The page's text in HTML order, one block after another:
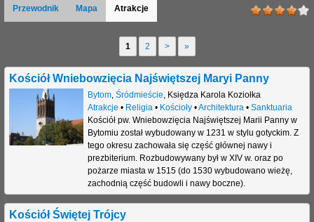
s
ś
j
Przewodnik Mapa Atrakcje
t
n
1 2 > »
Kościół Wniebowzięcia Najświętszej Maryi Panny
Bytom, Śródmieście Księdza Karola Koziołka
Atrakcje • Religia • Kościoły•Architektura • Sanktuaria
Kościół pw. Wniebowzięcia Najświętszej Marii Panny w
Bytomiu został wybudowany w 1231 w stylu gotyckim. Z
tego okresu zachowała się część głównej nawy i
prezbiterium. Rozbudowywany był w XIV w. oraz po
pożarze miasta w 1515 (do 1530 wybudowano wieżę,
zachodnią część budowli i nawy boczne).
Kościół Świętej Trójcy